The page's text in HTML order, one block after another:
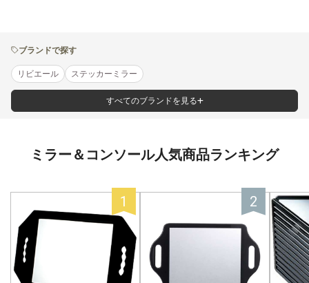
ブランドで探す
リビエール ステッカーミラー
すべてのブランドを見る
ミラー＆コンソール人気商品ランキング